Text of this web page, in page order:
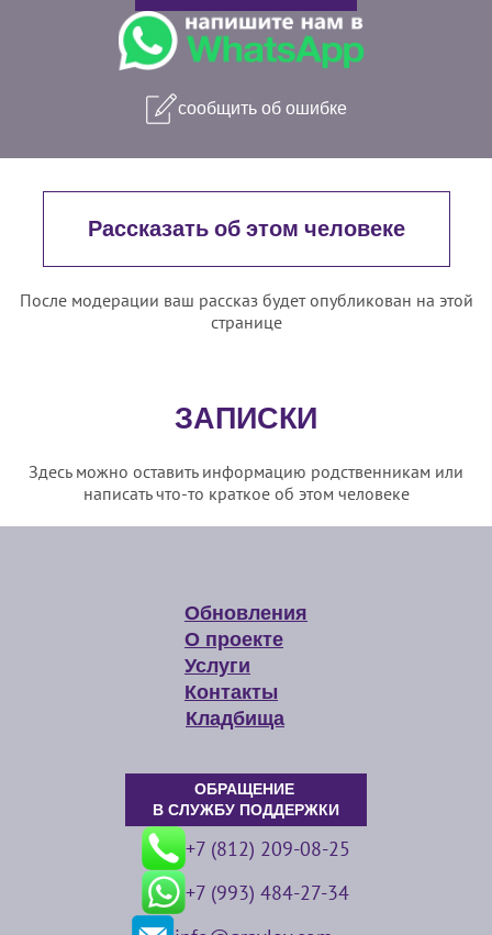
сообщить об ошибке
Рассказать об этом человеке
После модерации ваш рассказ будет опубликован на этой
странице
ЗАПИСКИ
Здесь можно оставить информацию родственникам или
написать что-то краткое об этом человеке
Обновления
О проекте
Услуги
Контакты
Кладбища
ОБРАЩЕНИЕ
В СЛУЖБУ ПОДДЕРЖКИ
+7 (812) 209-08-25
+7 (993) 484-27-34